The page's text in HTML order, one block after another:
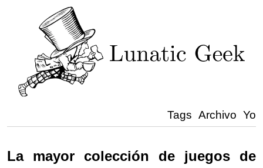
Tags Archivo Yo
La mayor colección de juegos de